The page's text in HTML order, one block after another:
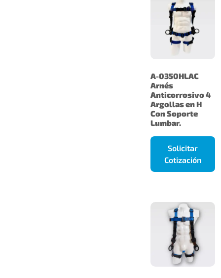
A-0350HLAC
Arnés
Anticorrosivo 4
Argollas en H
Con Soporte
Lumbar.
Solicitar
Cotización